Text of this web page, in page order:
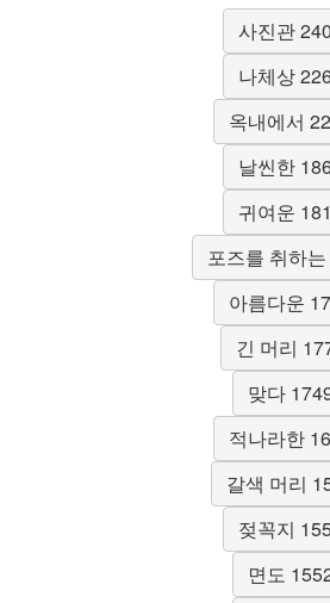
사진관
나체상
옥내에서
날씬한
귀여운
포즈를 취하
아름다운
긴 머리
맞다
적나라한
갈색 머리
젖꼭지
면도